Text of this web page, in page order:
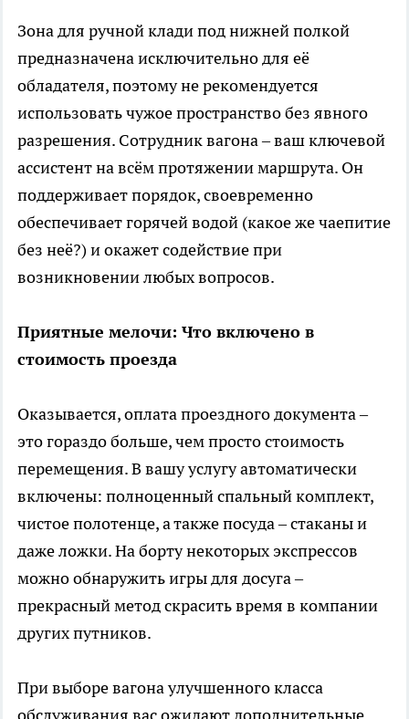
Зона для ручной клади под нижней полкой
предназначена исключительно для её
обладателя, поэтому не рекомендуется
использовать чужое пространство без явного
разрешения. Сотрудник вагона – ваш ключевой
ассистент на всём протяжении маршрута. Он
поддерживает порядок, своевременно
обеспечивает горячей водой (какое же чаепитие
без неё?) и окажет содействие при
возникновении любых вопросов.
Приятные мелочи: Что включено в
стоимость проезда
Оказывается, оплата проездного документа –
это гораздо больше, чем просто стоимость
перемещения. В вашу услугу автоматически
включены: полноценный спальный комплект,
чистое полотенце, а также посуда – стаканы и
даже ложки. На борту некоторых экспрессов
можно обнаружить игры для досуга –
прекрасный метод скрасить время в компании
других путников.
При выборе вагона улучшенного класса
обслуживания вас ожидают дополнительные